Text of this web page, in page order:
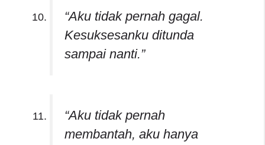
“Aku tidak pernah gagal.
Kesuksesanku ditunda
sampai nanti.”
“Aku tidak pernah
membantah, aku hanya